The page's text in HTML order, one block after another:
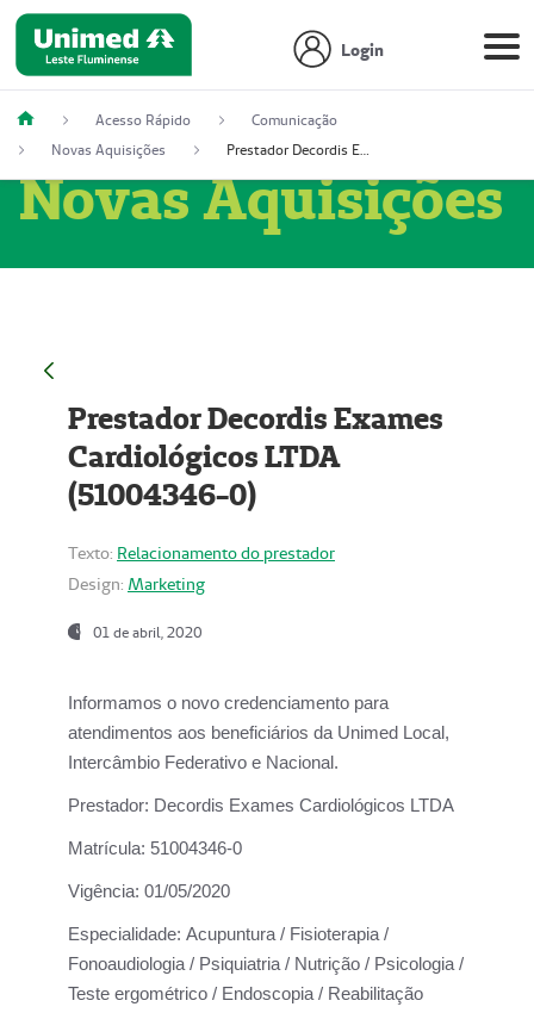
Login
Acesso Rápido
Comunicação
Novas Aquisições
Prestador Decordis Exames Cardiológicos LTDA (51004346-0)
Novas Aquisições
Prestador Decordis Exames
Cardiológicos LTDA
(51004346-0)
Texto: Relacionamento do prestador
Design: Marketing
01 de abril, 2020
Informamos o novo credenciamento para
atendimentos aos beneficiários da Unimed Local,
Intercâmbio Federativo e Nacional.
Prestador: Decordis Exames Cardiológicos LTDA
Matrícula: 51004346-0
Vigência: 01/05/2020
Especialidade: Acupuntura / Fisioterapia /
Fonoaudiologia / Psiquiatria / Nutrição / Psicologia /
Teste ergométrico / Endoscopia / Reabilitação